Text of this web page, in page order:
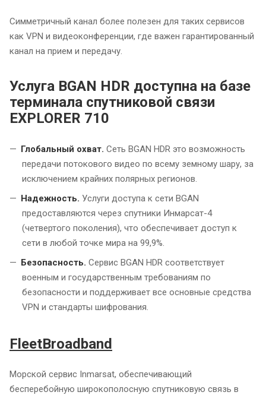
Симметричный канал более полезен для таких сервисов
как VPN и видеоконференции, где важен гарантированный
канал на прием и передачу.
Услуга BGAN HDR доступна на базе
терминала спутниковой связи
EXPLORER 710
Глобальный охват. Сеть BGAN HDR это возможность
передачи потокового видео по всему земному шару, за
исключением крайних полярных регионов.
Надежность. Услуги доступа к сети BGAN
предоставляются через спутники Инмарсат-4
(четвертого поколения), что обеспечивает доступ к
сети в любой точке мира на 99,9%.
Безопасность. Сервис BGAN HDR соответствует
военным и государственным требованиям по
безопасности и поддерживает все основные средства
VPN и стандарты шифрования.
FleetBroadband
Морской сервис Inmarsat, обеспечивающий
бесперебойную широкополосную спутниковую связь в